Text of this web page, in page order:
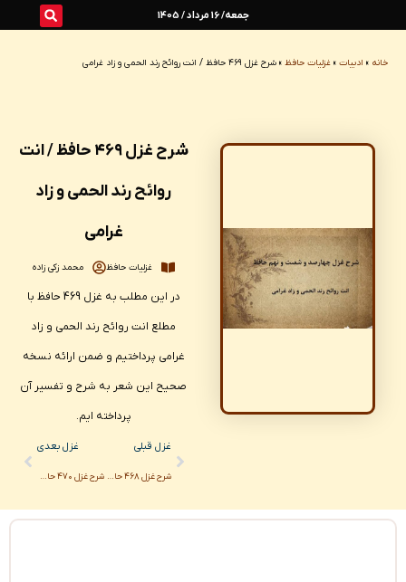
جمعه/ 16 مرداد / 1405
خانه » ادبیات » غزلیات حافظ » شرح غزل ۴۶۹ حافظ / انت روائح رند الحمی و زاد غرامی
شرح غزل ۴۶۹ حافظ / انت
روائح رند الحمی و زاد
غرامی
غزلیات حافظ محمد زکی زاده
در این مطلب به غزل 469 حافظ با
مطلع انت روائح رند الحمی و زاد
غرامی پرداختیم و ضمن ارائه نسخه
صحیح این شعر به شرح و تفسیر آن
پرداخته ایم.
Prev
غزل قبلی
شرح غزل ۴۶۸ حافظ / که برد به نزد شاهان ز من گدا پیامی
غزل بعدی
شرح غزل ۴۷۰ حافظ / سینه مالامال درد است ای دریغا مرهمی
Next